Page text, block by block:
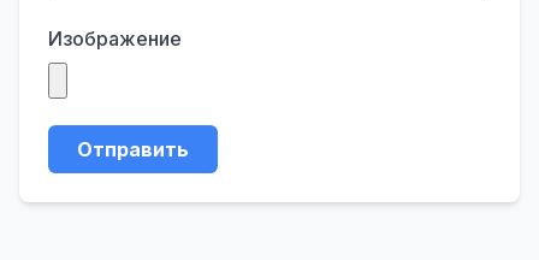
Изображение
Отправить